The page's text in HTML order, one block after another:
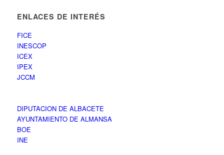
ENLACES DE INTERÉS
FICE
INESCOP
ICEX
IPEX
JCCM
DIPUTACION DE ALBACETE
AYUNTAMIENTO DE ALMANSA
BOE
INE